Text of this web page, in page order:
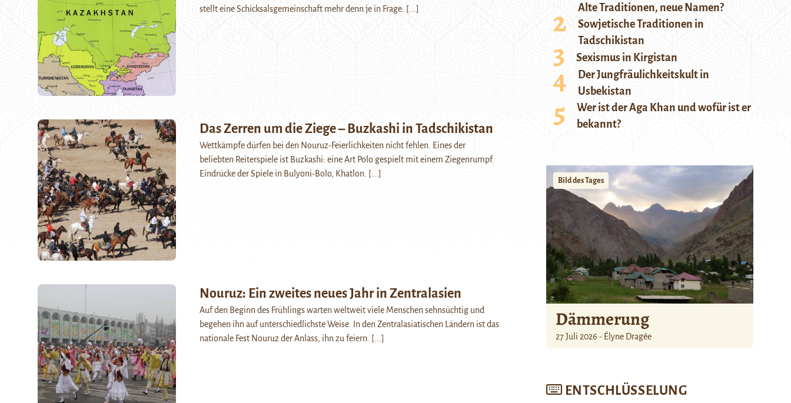
stellt eine Schicksalsgemeinschaft mehr denn je in Frage. [...]
Das Zerren um die Ziege – Buzkashi in Tadschikistan
Wettkämpfe dürfen bei den Nouruz-Feierlichkeiten nicht fehlen. Eines der
beliebten Reiterspiele ist Buzkashi: eine Art Polo gespielt mit einem Ziegenrumpf.
Eindrücke der Spiele in Bulyoni-Bolo, Khatlon.
[...]
Nouruz: Ein zweites neues Jahr in Zentralasien
Auf den Beginn des Frühlings warten weltweit viele Menschen sehnsüchtig und
begehen ihn auf unterschiedlichste Weise. In den Zentralasiatischen Ländern ist das
nationale Fest Nouruz der Anlass, ihn zu feiern.
[...]
Alte Traditionen, neue Namen?
Sowjetische Traditionen in
Tadschikistan
Sexismus in Kirgistan
Der Jungfräulichkeitskult in
Usbekistan
Wer ist der Aga Khan und wofür ist er
bekannt?
Bild des Tages
Dämmerung
27 Juli 2026 - Élyne Dragée
ENTSCHLÜSSELUNG